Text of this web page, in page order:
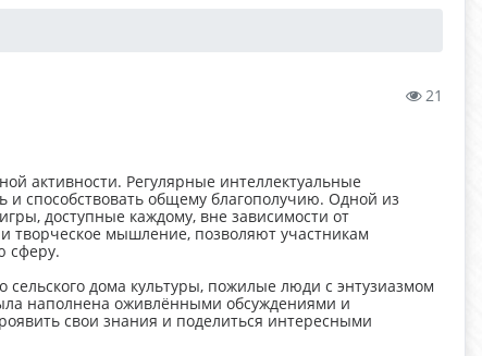
21
активности. Регулярные интеллектуальные
и способствовать общему благополучию. Одной из
доступные каждому, вне зависимости от
творческое мышление, позволяют участникам
сферу.
дома культуры, пожилые люди с энтузиазмом
наполнена оживлёнными обсуждениями и
свои знания и поделиться интересными